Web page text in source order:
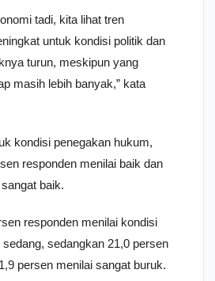
tadi, kita lihat tren
untuk kondisi politik dan
turun, meskipun yang
masih lebih banyak,” kata
kondisi penegakan hukum,
responden menilai baik dan
baik.
responden menilai kondisi
sedangkan 21,0 persen
persen menilai sangat buruk.